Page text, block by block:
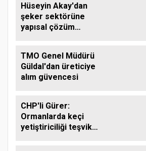
Hüseyin Akay'dan
şeker sektörüne
yapısal çözüm
TMO Genel Müdürü
Güldal'dan üreticiye
alım güvencesi
CHP'li Gürer:
Ormanlarda keçi
yetiştiriciliği teşvik